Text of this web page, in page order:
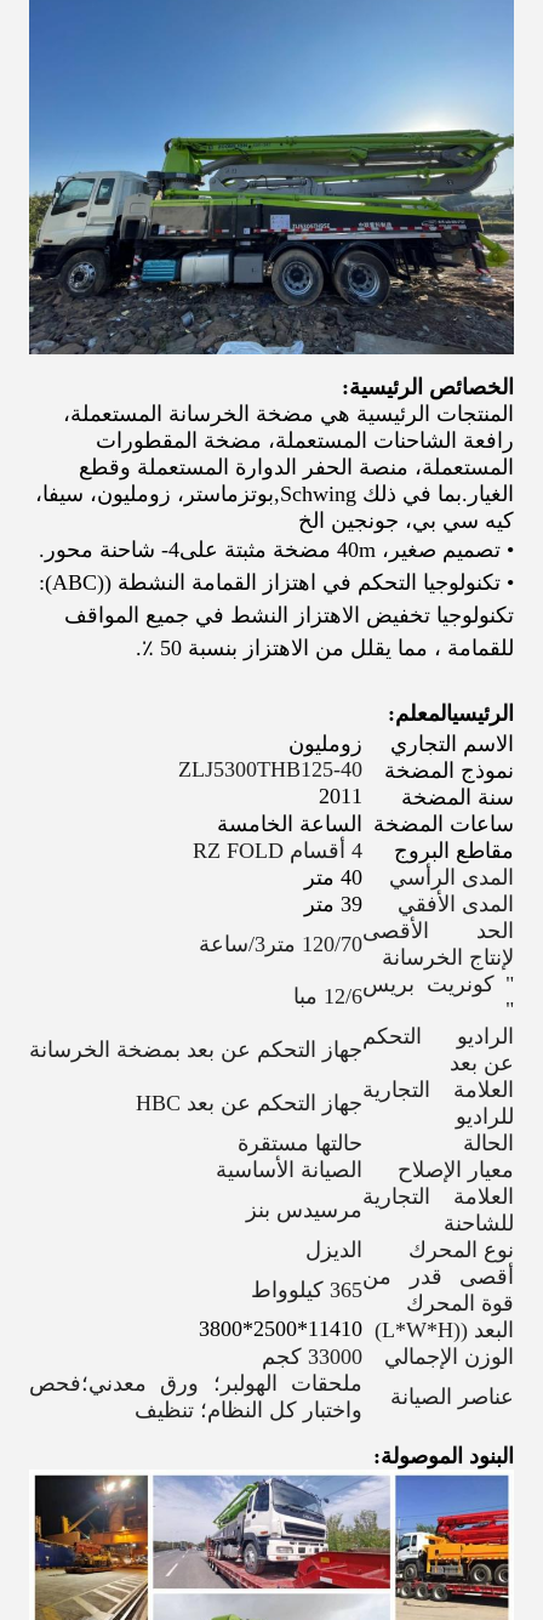
الخصائص الرئيسية:
المنتجات الرئيسية هي مضخة الخرسانة المستعملة،
رافعة الشاحنات المستعملة، مضخة المقطورات
المستعملة، منصة الحفر الدوارة المستعملة وقطع
الغيار.بما في ذلك Schwing ,بوتزماستر، زومليون، سيفا،
كيه سي بي، جونجين الخ
• تصميم صغير، 40 m مضخة مثبتة على 4- شاحنة محور.
• تكنولوجيا التحكم في اهتزاز القمامة النشطة ((ABC):
تكنولوجيا تخفيض الاهتزاز النشط في جميع المواقف
للقمامة ، مما يقلل من الاهتزاز بنسبة 50 ٪.
الرئيسيالمعلم:
الاسم التجاري
زومليون
نموذج المضخة
ZLJ5300THB125-40
سنة المضخة
2011
ساعات المضخة
الساعة الخامسة
مقاطع البروج
4 أقسام RZ FOLD
المدى الرأسي
40 متر
المدى الأفقي
39 متر
الحد الأقصى
لإنتاج الخرسانة
120/70 متر3/ساعة
" كونريت بريس
"
12/6 مبا
الراديو التحكم
عن بعد
جهاز التحكم عن بعد بمضخة الخرسانة
العلامة التجارية
للراديو
جهاز التحكم عن بعد HBC
الحالة
حالتها مستقرة
معيار الإصلاح
الصيانة الأساسية
العلامة التجارية
للشاحنة
مرسيدس بنز
نوع المحرك
الديزل
أقصى قدر من
قوة المحرك
365 كيلوواط
البعد ((L*W*H)
11410*2500*3800
الوزن الإجمالي
33000 كجم
عناصر الصيانة
ملحقات الهولبر؛ ورق معدني؛فحص
واختبار كل النظام؛ تنظيف
البنود الموصولة: